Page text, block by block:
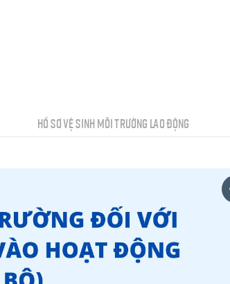
HỒ SƠ VỆ SINH MÔI TRƯỜNG LAO ĐỘNG